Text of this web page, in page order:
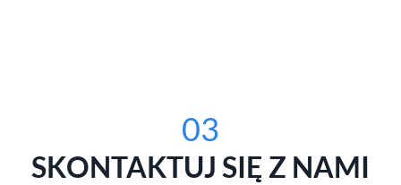
03
SKONTAKTUJ SIĘ Z NAMI